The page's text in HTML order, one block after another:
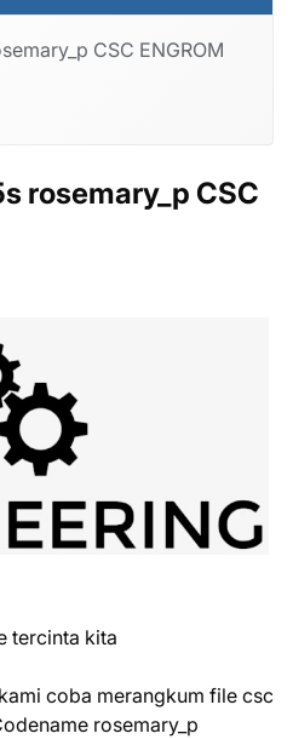
CSC ENGROM
rosemary_p CSC
tercinta kita
coba merangkum file csc
rosemary_p